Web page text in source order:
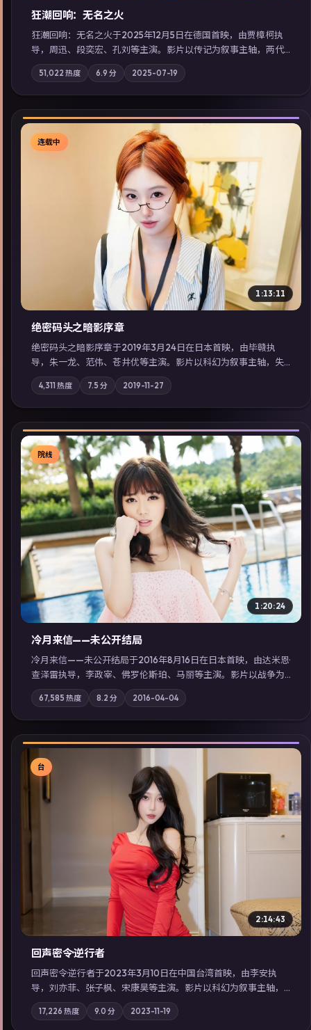
狂潮回响：无名之火
狂潮回响：无名之火于2025年12月5日在德国首映，由贾樟柯执
导，周迅、段奕宏、孔刘等主演。影片以传记为叙事主轴，两代
人的执念在暴风雨夜正面相撞；摄影与配乐强化地域气质；站内
亦可通过「国产免费观看高清电视剧在线看」延展检索同类型高
分佳作，畅享高清在线追剧体验。
51,022 热度 6.9 分 2025-07-19
▶
连载中
1:13:11
绝密码头之暗影序章
绝密码头之暗影序章于2019年3月24日在日本首映，由毕赣执
导，朱一龙、范伟、苍井优等主演。影片以科幻为叙事主轴，失
踪人口档案牵出跨国灰色产业链；摄影与配乐强化地域气质；站
内亦可通过「国产免费观看高清电视剧在线看」延展检索同类型
高分佳作，畅享高清在线追剧体验。
4,311 热度 7.5 分 2019-11-27
▶
院线
1:20:24
冷月来信——未公开结局
冷月来信——未公开结局于2016年8月16日在日本首映，由达米恩·
查泽雷执导，李政宰、佛罗伦斯·珀、马丽等主演。影片以战争为
叙事主轴，一场意外将众人卷入不可撤回的连锁反应；摄影与配
乐强化地域气质；站内亦可通过「国产免费观看高清电视剧在线
看」延展检索同类型高分佳作，畅享高清在线追剧体验。
67,585 热度 8.2 分 2016-04-04
▶
台
2:14:43
回声密令·逆行者
回声密令·逆行者于2023年3月10日在中国台湾首映，由李安执
导，刘亦菲、张子枫、宋康昊等主演。影片以科幻为叙事主轴，
一场意外将众人卷入不可撤回的连锁反应；摄影与配乐强化地域
气质；站内亦可通过「国产免费观看高清电视剧在线看」延展检
17,226 热度 9.0 分 2023-11-19